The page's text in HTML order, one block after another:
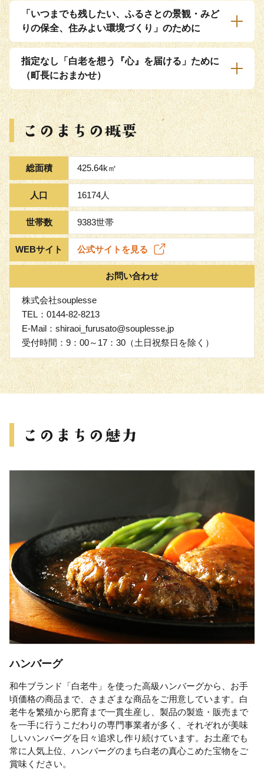
「いつまでも残したい、ふるさとの景観・みど
りの保全、住みよい環境づくり」のために
指定なし「白老を想う『心』を届ける」ために
（町長におまかせ）
総面積 425.64k㎡
人口 16174人
世帯数 9383世帯
WEBサイト 公式サイトを見る
お問い合わせ
株式会社souplesse
TEL：0144-82-8213
E-Mail：shiraoi_furusato@souplesse.jp
受付時間：9：00～17：30（土日祝祭日を除く）
ハンバーグ
和牛ブランド「白老牛」を使った高級ハンバーグから、お手
頃価格の商品まで、さまざまな商品をご用意しています。白
老牛を繁殖から肥育まで一貫生産し、製品の製造・販売まで
を一手に行うこだわりの専門事業者が多く、それぞれが美味
しいハンバーグを日々追求し作り続けています。お土産でも
常に人気上位、ハンバーグのまち白老の真心こめた宝物をご
賞味ください。